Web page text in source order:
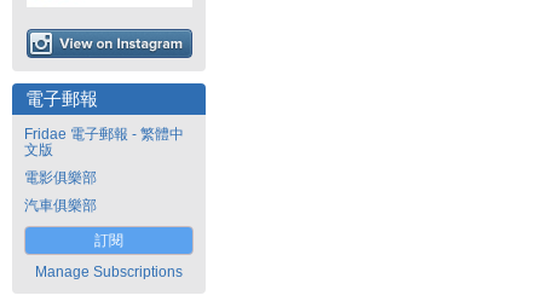
電子郵報
Fridae 電子郵報 - 繁體中
文版
電影俱樂部
汽車俱樂部
訂閱
Manage Subscriptions